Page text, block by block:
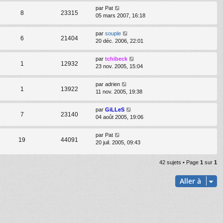
8 23315
par Pat
05 mars 2007, 16:18
6 21404
par souple
20 déc. 2006, 22:01
1 12932
par tchibeck
23 nov. 2005, 15:04
1 13922
par adrien
11 nov. 2005, 19:38
7 23140
par GiLLeS
04 août 2005, 19:06
19 44091
par Pat
20 juil. 2005, 09:43
42 sujets • Page 1 sur 1
Aller à